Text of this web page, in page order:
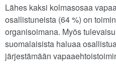
Lähes kaksi kolmasosaa
osallistuneista (64 %) on
organisoimana. Myös
suomalaisista haluaa
järjestämään